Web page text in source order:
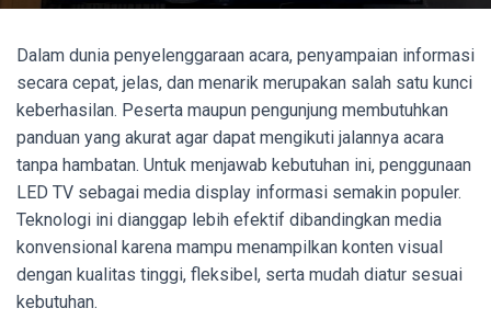
Dalam dunia penyelenggaraan acara, penyampaian informasi
secara cepat, jelas, dan menarik merupakan salah satu kunci
keberhasilan. Peserta maupun pengunjung membutuhkan
panduan yang akurat agar dapat mengikuti jalannya acara
tanpa hambatan. Untuk menjawab kebutuhan ini, penggunaan
LED TV sebagai media display informasi semakin populer.
Teknologi ini dianggap lebih efektif dibandingkan media
konvensional karena mampu menampilkan konten visual
dengan kualitas tinggi, fleksibel, serta mudah diatur sesuai
kebutuhan.